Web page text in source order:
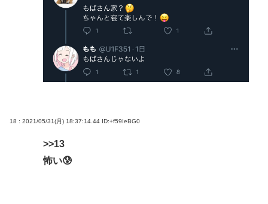
18 : 2021/05/31(月) 18:37:14.44 ID:+f59IeBG0
>>13
怖い😰